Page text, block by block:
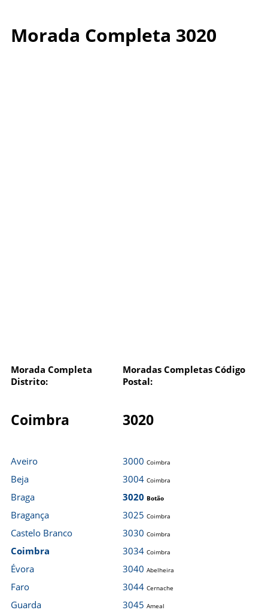
Morada Completa 3020
Morada Completa
Distrito:
Moradas Completas Código
Postal:
Coimbra 3020
Aveiro
Beja
Braga
Bragança
Castelo Branco
Coimbra
Évora
Faro
Guarda
3000 Coimbra
3004 Coimbra
3020 Botão
3025 Coimbra
3030 Coimbra
3034 Coimbra
3040 Abelheira
3044 Cernache
3045 Ameal